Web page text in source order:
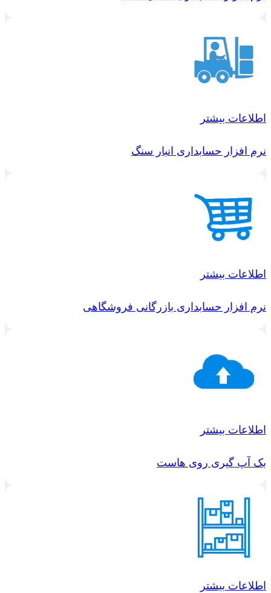
اطلاعات بیشتر
نرم افزار حسابداری انبار سنگ
اطلاعات بیشتر
نرم افزار حسابداری بازرگانی فروشگاهی
اطلاعات بیشتر
بک آپ گیری روی هاست
اطلاعات بیشتر